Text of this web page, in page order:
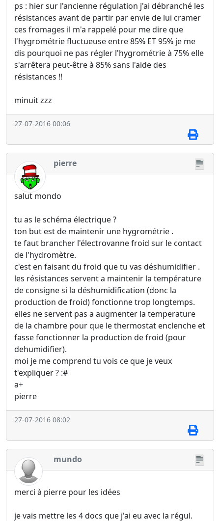
ps : hier sur l'ancienne régulation j'ai débranché les
résistances avant de partir par envie de lui cramer
ces fromages il m'a rappelé pour me dire que
l'hygrométrie fluctueuse entre 85% ET 95% je me
dis pourquoi ne pas régler l'hygrométrie à 75% elle
s'arrêtera peut-être à 85% sans l'aide des
résistances !!
minuit zzz
27-07-2016 00:06
pierre
salut mondo
tu as le schéma électrique ?
ton but est de maintenir une hygrométrie .
te faut brancher l'électrovanne froid sur le contact
de l'hydromètre.
c'est en faisant du froid que tu vas déshumidifier .
les résistances servent a maintenir la température
de consigne si la déshumidification (donc la
production de froid) fonctionne trop longtemps.
elles ne servent pas a augmenter la temperature
de la chambre pour que le thermostat enclenche et
fasse fonctionner la production de froid (pour
dehumidifier).
moi je me comprend tu vois ce que je veux
t'expliquer ? :#
a+
pierre
27-07-2016 08:02
mundo
merci à pierre pour les idées
je vais mettre les 4 docs que j'ai eu avec la régul.